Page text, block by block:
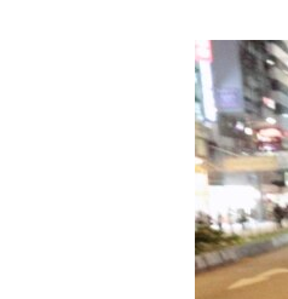
ອິດສະຫຼະພາບດ້ານການຂ່າວ
ວິທະຍາສາດ-ເທັກໂນໂລຈີ